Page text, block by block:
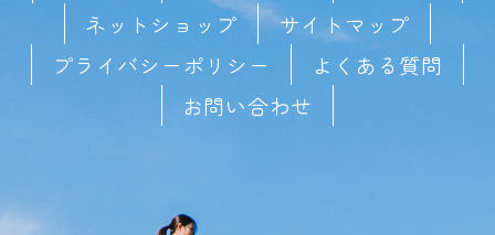
ネットショップ
サイトマップ
プライバシーポリシー
よくある質問
お問い合わせ